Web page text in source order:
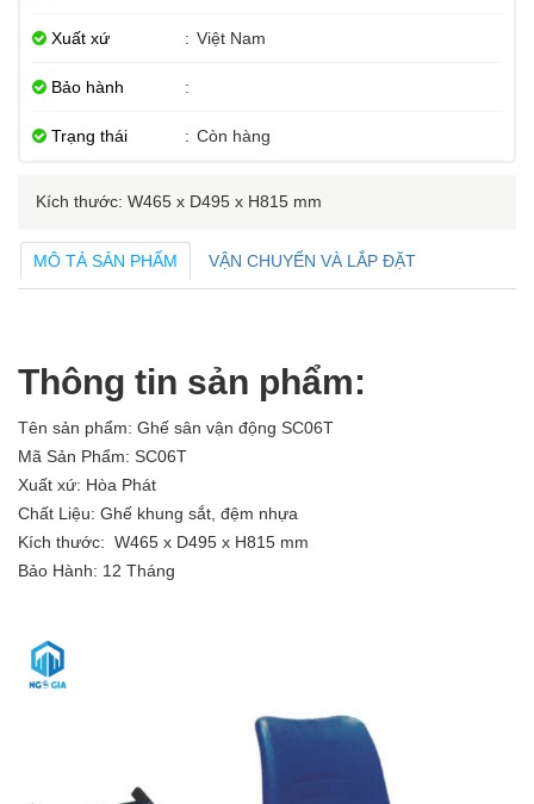
Xuất xứ : Việt Nam
Bảo hành :
Trạng thái : Còn hàng
Kích thước: W465 x D495 x H815 mm
MÔ TẢ SẢN PHẨM VẬN CHUYỂN VÀ LẮP ĐẶT
Thông tin sản phẩm:
Tên sản phẩm: Ghế sân vận động SC06T
Mã Sản Phẩm: SC06T
Xuất xứ: Hòa Phát
Chất Liệu: Ghế khung sắt, đệm nhựa
Kích thước: W465 x D495 x H815 mm
Bảo Hành: 12 Tháng